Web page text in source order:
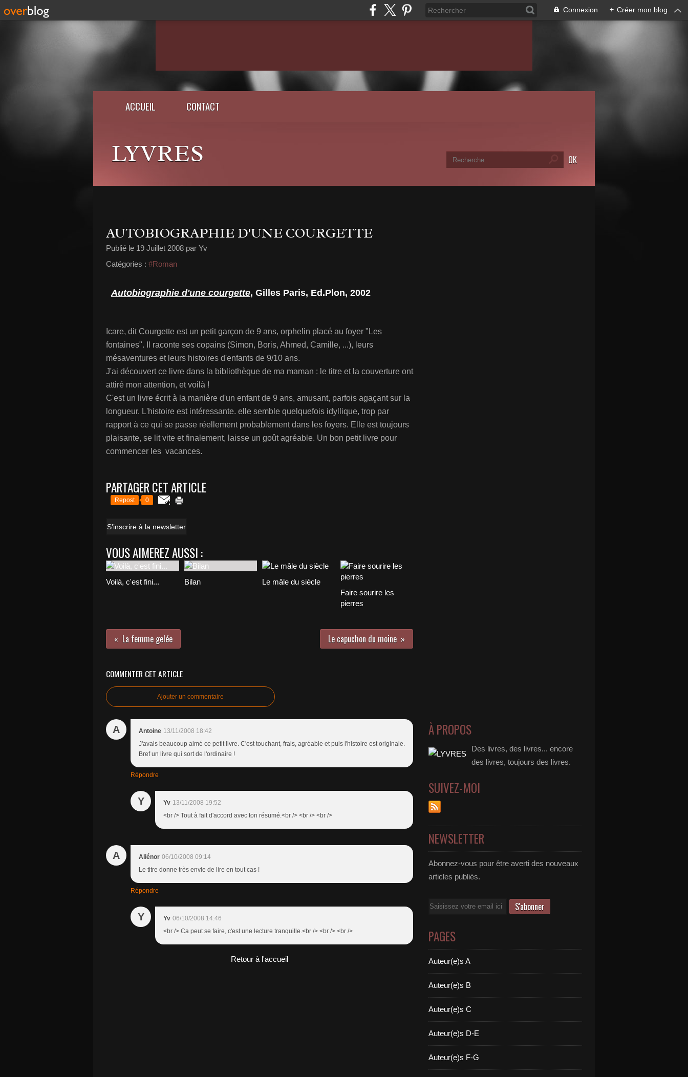
Connexion + Créer mon blog
ACCUEIL CONTACT
LYVRES
AUTOBIOGRAPHIE D'UNE COURGETTE
Publié le 19 Juillet 2008 par Yv
Catégories : #Roman
Autobiographie d'une courgette, Gilles Paris, Ed.Plon, 2002
Icare, dit Courgette est un petit garçon de 9 ans, orphelin placé au foyer "Les
fontaines". Il raconte ses copains (Simon, Boris, Ahmed, Camille, ...), leurs
mésaventures et leurs histoires d'enfants de 9/10 ans.
J'ai découvert ce livre dans la bibliothèque de ma maman : le titre et la couverture ont
attiré mon attention, et voilà !
C'est un livre écrit à la manière d'un enfant de 9 ans, amusant, parfois agaçant sur la
longueur. L'histoire est intéressante. elle semble quelquefois idyllique, trop par
rapport à ce qui se passe réellement probablement dans les foyers. Elle est toujours
plaisante, se lit vite et finalement, laisse un goût agréable. Un bon petit livre pour
commencer les vacances.
PARTAGER CET ARTICLE
Repost 0
S'inscrire à la newsletter
VOUS AIMEREZ AUSSI :
Voilà, c'est fini... Bilan
Le mâle du siècle
Faire sourire les
pierres
La femme gelée Le capuchon du moine
COMMENTER CET ARTICLE
Ajouter un commentaire
A Antoine 13/11/2008 18:42
J'avais beaucoup aimé ce petit livre. C'est touchant, frais, agréable et puis l'histoire est originale.
Bref un livre qui sort de l'ordinaire !
Répondre
Y Yv 13/11/2008 19:52
<br /> Tout à fait d'accord avec ton résumé.<br /> <br /> <br />
A Aliénor 06/10/2008 09:14
Le titre donne très envie de lire en tout cas !
Répondre
Y Yv 06/10/2008 14:46
<br /> Ca peut se faire, c'est une lecture tranquille.<br /> <br /> <br />
Retour à l'accueil
À PROPOS
Des livres, des livres... encore
des livres, toujours des livres.
SUIVEZ-MOI
NEWSLETTER
Abonnez-vous pour être averti des nouveaux
articles publiés.
Email
PAGES
Auteur(e)s A
Auteur(e)s B
Auteur(e)s C
Auteur(e)s D-E
Auteur(e)s F-G